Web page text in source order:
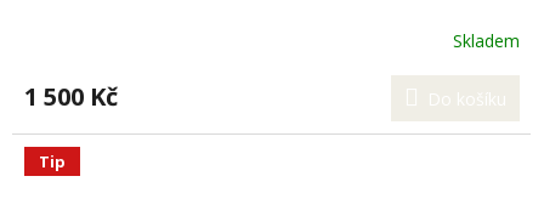
Skladem
1 500 Kč Do košíku
Tip